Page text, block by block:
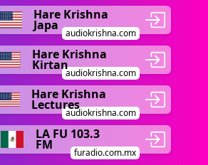
Hare Krishna
Japa
audiokrishna.com
Hare Krishna
Kirtan
audiokrishna.com
Hare Krishna
Lectures
audiokrishna.com
LA FU 103.3
FM
furadio.com.mx